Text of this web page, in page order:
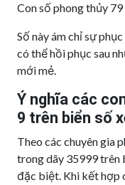
Con số phong thủy
Số này ám chỉ sự
có thể hồi phục sau
mới mẻ.
Ý nghĩa các
9 trên biển số
Theo các chuyên gia
trong dãy 35999 trên
đặc biệt. Khi kết hợp